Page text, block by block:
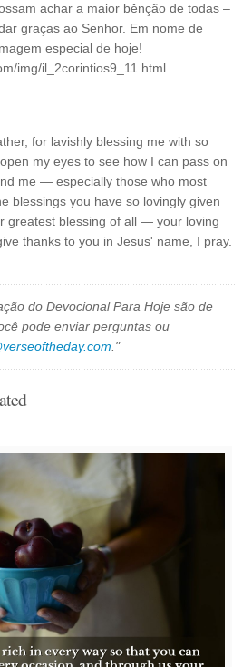
achar a maior bênção de todas –
graças ao Senhor. Em nome de
especial de hoje!
img/il_2corintios9_11.html
for lavishly blessing me with so
my eyes to see how I can pass on
me — especially those who most
blessings you have so lovingly given
greatest blessing of all — your loving
thanks to you in Jesus' name, I pray.
do Devocional Para Hoje são de
pode enviar perguntas ou
."